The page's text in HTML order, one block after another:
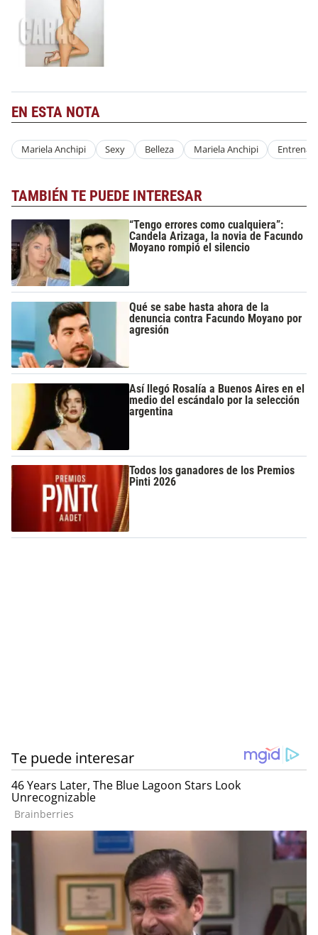
EN ESTA NOTA
Mariela Anchipi Sexy Belleza Mariela Anchipi
TAMBIÉN TE PUEDE INTERESAR
“Tengo errores como cualquiera”:
Candela Arizaga, la novia de Facundo
Moyano rompió el silencio
Qué se sabe hasta ahora de la
denuncia contra Facundo Moyano por
agresión
Así llegó Rosalía a Buenos Aires en el
medio del escándalo por la selección
argentina
Todos los ganadores de los Premios
Pinti 2026